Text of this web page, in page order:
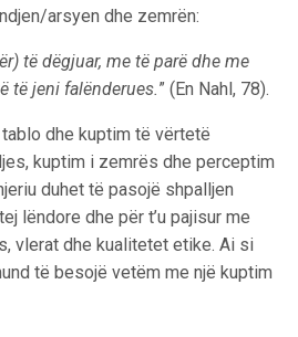
arsyen dhe zemrën:
të dëgjuar, me të parë dhe me
të jeni falënderues.” (En Nahl, 78).
dhe kuptim të vërtetë
kuptim i zemrës dhe perceptim
duhet të pasojë shpalljen
lëndore dhe për t’u pajisur me
vlerat dhe kualitetet etike. Ai si
të besojë vetëm me një kuptim